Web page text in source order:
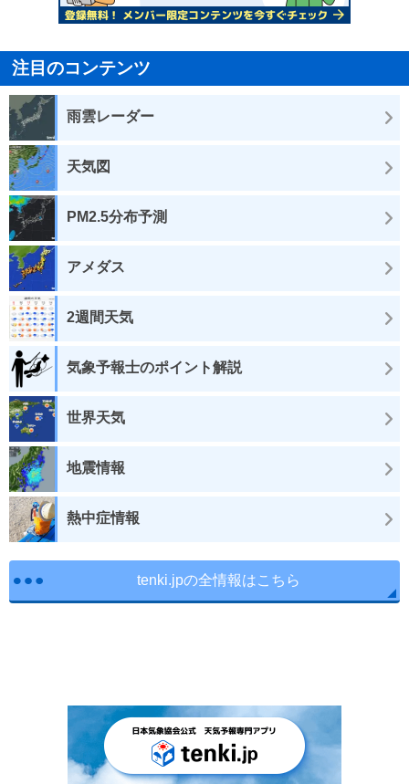
注目のコンテンツ
雨雲レーダー
天気図
PM2.5分布予測
アメダス
2週間天気
気象予報士のポイント解説
世界天気
地震情報
熱中症情報
tenki.jpの全情報はこちら